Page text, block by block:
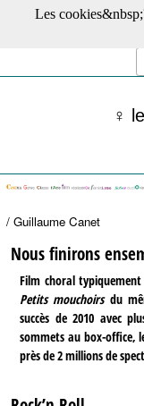
Films récents
Films -TV/plates-
Archives
S’abonner à la
♀
/ Guillaume Canet
Nous finirons
Film choral
Petits mouchoirsdu
succès de 2010 avec
sommets au box-office,
près de 2 millions de
Les